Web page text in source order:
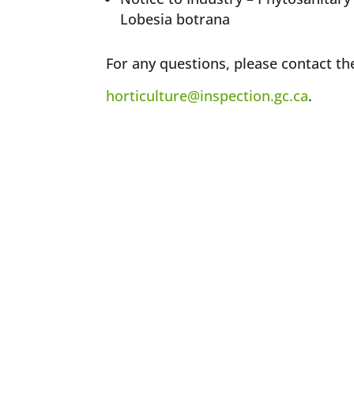
Lobesia botrana
For any questions, please contact
horticulture@inspection.gc.ca.